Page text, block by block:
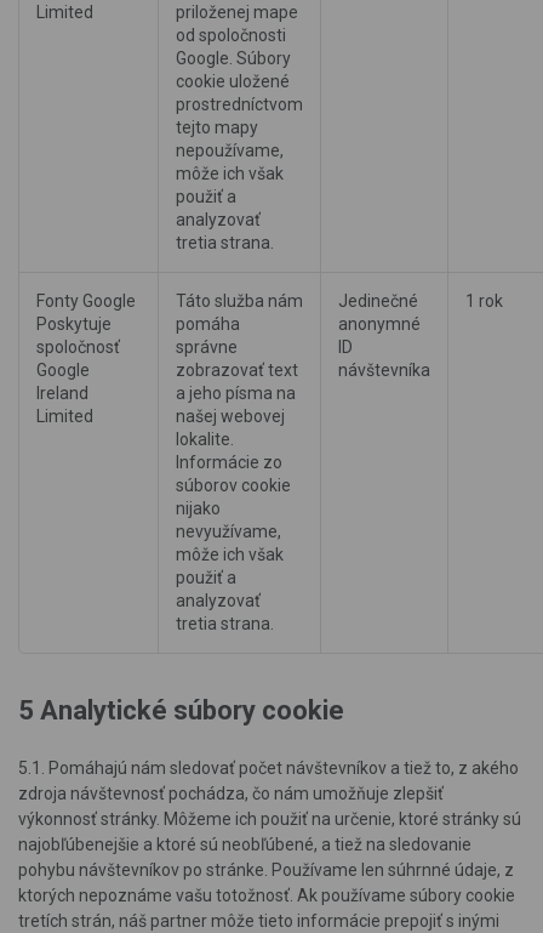
Limited
priloženej mape
od spoločnosti
Google. Súbory
cookie uložené
prostredníctvom
tejto mapy
nepoužívame,
môže ich však
použiť a
analyzovať
tretia strana.
Fonty Google
Poskytuje
spoločnosť
Google
Ireland
Limited
Táto služba nám
pomáha
správne
zobrazovať text
a jeho písma na
našej webovej
lokalite.
Informácie zo
súborov cookie
nijako
nevyužívame,
môže ich však
použiť a
analyzovať
tretia strana.
Jedinečné
anonymné
ID
návštevníka
1 rok
5 Analytické súbory cookie
5.1. Pomáhajú nám sledovať počet návštevníkov a tiež to, z akého
zdroja návštevnosť pochádza, čo nám umožňuje zlepšiť
výkonnosť stránky. Môžeme ich použiť na určenie, ktoré stránky sú
najobľúbenejšie a ktoré sú neobľúbené, a tiež na sledovanie
pohybu návštevníkov po stránke. Používame len súhrnné údaje, z
ktorých nepoznáme vašu totožnosť. Ak používame súbory cookie
tretích strán, náš partner môže tieto informácie prepojiť s inými